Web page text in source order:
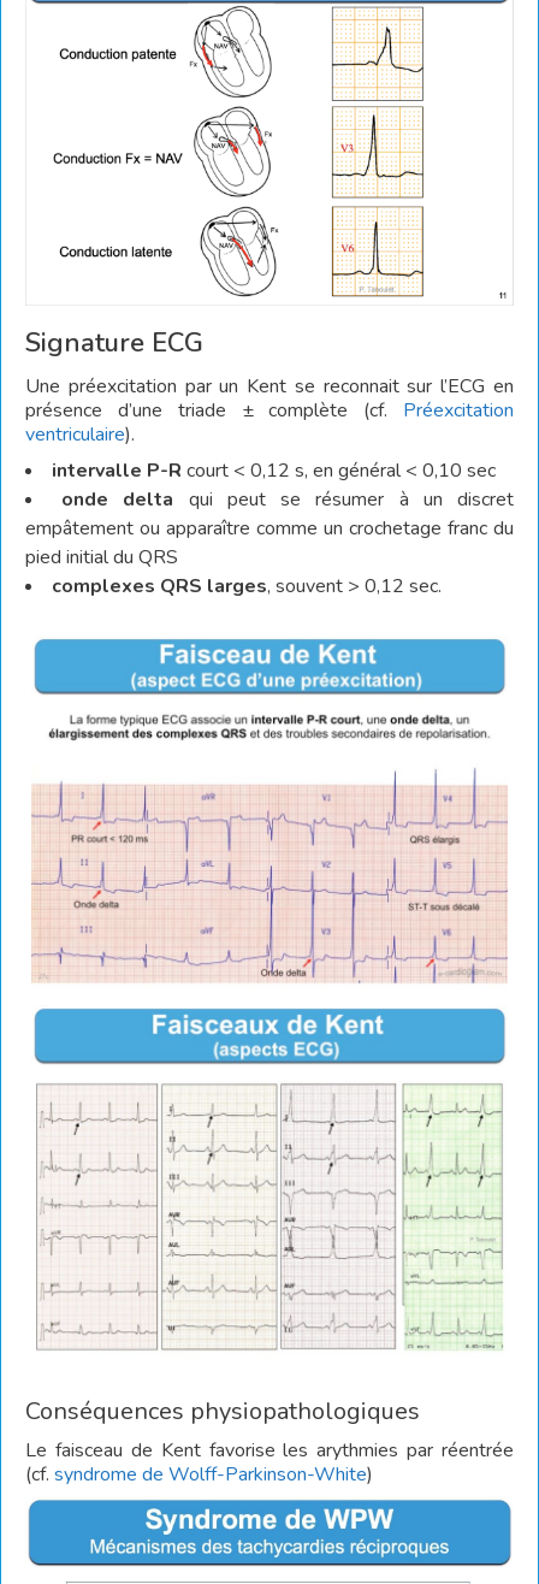
Signature ECG
Une préexcitation par un Kent se reconnait sur l’ECG en
présence d’une triade ± complète (cf. Préexcitation
ventriculaire).
intervalle P-R court < 0,12 s, en général < 0,10 sec
onde delta qui peut se résumer à un discret
empâtement ou apparaître comme un crochetage franc du
pied initial du QRS
complexes QRS larges, souvent > 0,12 sec.
Conséquences physiopathologiques
Le faisceau de Kent favorise les arythmies par réentrée
(cf. syndrome de Wolff-Parkinson-White)